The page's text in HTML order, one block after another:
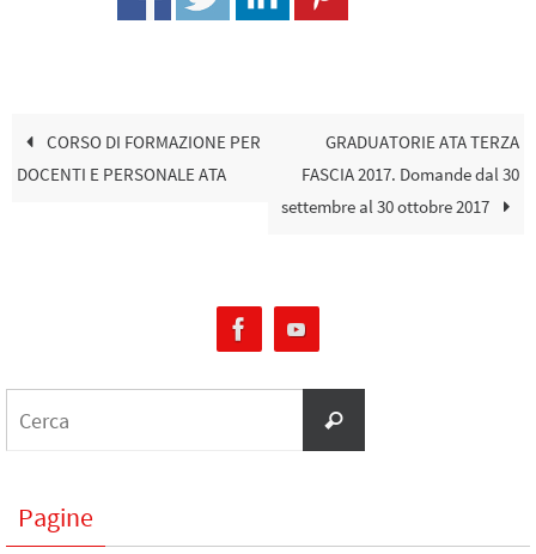
CORSO DI FORMAZIONE PER
DOCENTI E PERSONALE ATA
GRADUATORIE ATA TERZA
FASCIA 2017. Domande dal 30
settembre al 30 ottobre 2017
Pagine